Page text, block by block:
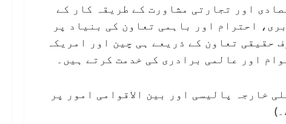
اور تجارتی مشاورت کے طریقہ کار کے
احترام اور باہمی تعاون کی بنیاد پر
حقیقی تعاون کے ذریعے ہی چین اور امریکہ
اور عالمی برادری کی خدمت کرتے ہیں۔
خارجہ پالیسی اور بین الاقوامی امور پر